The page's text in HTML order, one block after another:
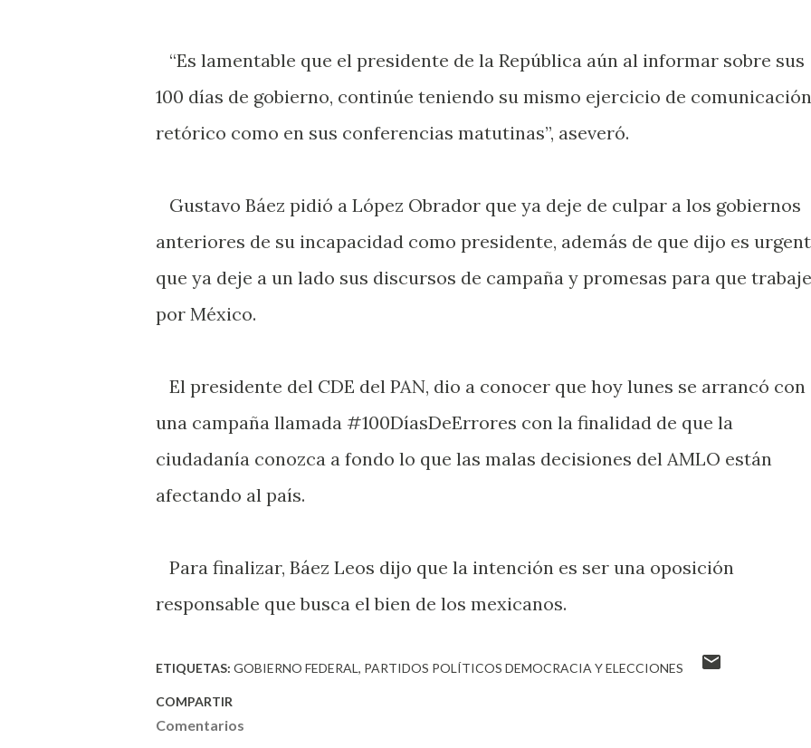
“Es lamentable que el presidente de la República aún al informar sobre sus
100 días de gobierno, continúe teniendo su mismo ejercicio de comunicación
retórico como en sus conferencias matutinas”, aseveró.
Gustavo Báez pidió a López Obrador que ya deje de culpar a los gobiernos
anteriores de su incapacidad como presidente, además de que dijo es
que ya deje a un lado sus discursos de campaña y promesas para que trabaje
por México.
El presidente del CDE del PAN, dio a conocer que hoy lunes se arrancó con
una campaña llamada #100DíasDeErrores con la finalidad de que la
ciudadanía conozca a fondo lo que las malas decisiones del AMLO están
afectando al país.
Para finalizar, Báez Leos dijo que la intención es ser una oposición
responsable que busca el bien de los mexicanos.
ETIQUETAS: GOBIERNO FEDERAL PARTIDOS POLÍTICOS DEMOCRACIA Y ELECCIONES
COMPARTIR
Comentarios